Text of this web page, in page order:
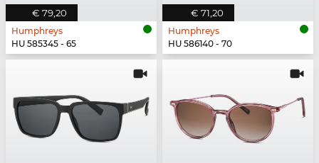
€ 79,20
Humphreys
HU 585345 - 65
€ 71,20
Humphreys
HU 586140 - 70